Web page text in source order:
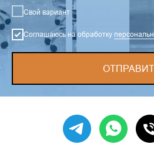
Свой вариант
Соглашаюсь на обработку